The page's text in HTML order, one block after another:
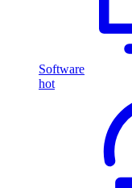
Software
hot